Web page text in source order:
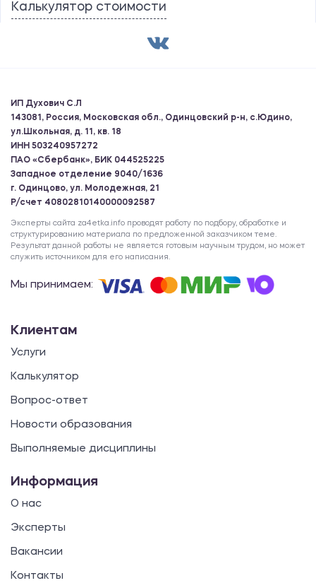
Калькулятор стоимости
ИП Духович С.Л
143081, Россия, Московская обл., Одинцовский р-н, с.Юдино,
ул.Школьная, д. 11, кв. 18
ИНН 503240957272
ПАО «Сбербанк», БИК 044525225
Западное отделение 9040/1636
г. Одинцово, ул. Молодежная, 21
Р/счет 40802810140000092587
Эксперты сайта za4etka.info проводят работу по подбору, обработке и
структурированию материала по предложенной заказчиком теме.
Результат данной работы не является готовым научным трудом, но может
служить источником для его написания.
Мы принимаем:
Клиентам
Услуги
Калькулятор
Вопрос-ответ
Новости образования
Выполняемые дисциплины
Информация
О нас
Эксперты
Вакансии
Контакты